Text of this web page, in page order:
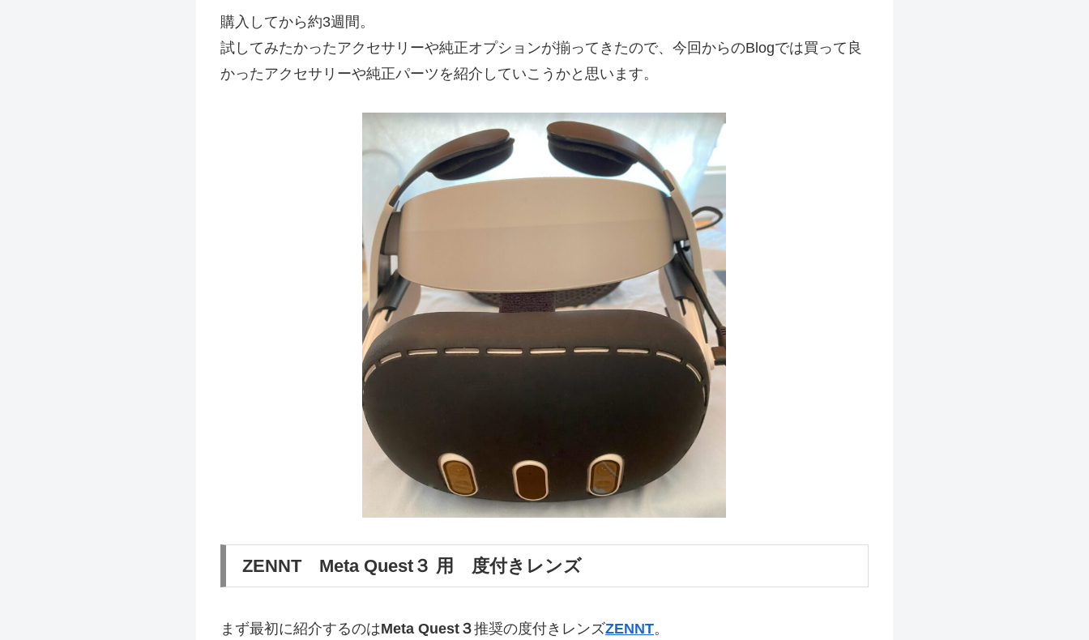
購入してから約3週間。
試してみたかったアクセサリーや純正オプションが揃ってきたので、今回からのBlogでは買って良
かったアクセサリーや純正パーツを紹介していこうかと思います。
ZENNT Meta Quest３ 用 度付きレンズ
まず最初に紹介するのはMeta Quest３推奨の度付きレンズZENNT。